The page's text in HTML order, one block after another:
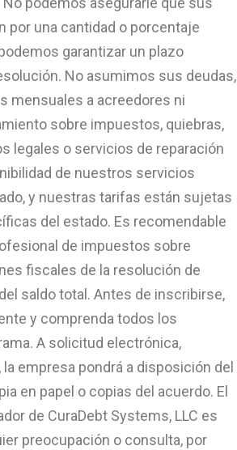
por una cantidad o porcentaje
garantizar un plazo
No asumimos sus deudas,
mensuales a acreedores ni
sobre impuestos, quiebras,
legales o servicios de reparación
de nuestros servicios
y nuestras tarifas están sujetas
del estado. Es recomendable
de impuestos sobre
fiscales de la resolución de
saldo total. Antes de inscribirse,
y comprenda todos los
A solicitud electrónica,
empresa pondrá a disposición del
en papel o copias del acuerdo. El
de CuraDebt Systems, LLC es
preocupación o consulta, por